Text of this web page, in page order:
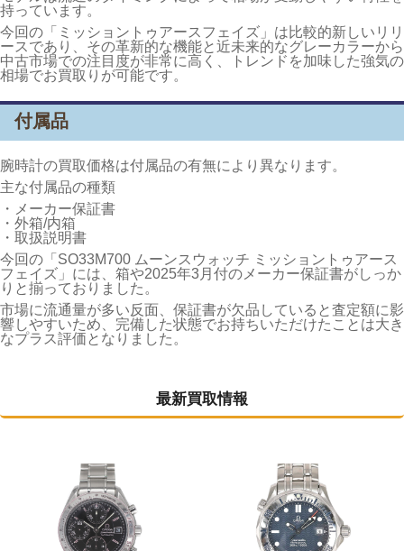
持っています。
今回の「ミッショントゥアースフェイズ」は比較的新しいリリ
ースであり、その革新的な機能と近未来的なグレーカラーから
中古市場での注目度が非常に高く、トレンドを加味した強気の
相場でお買取りが可能です。
付属品
腕時計の買取価格は付属品の有無により異なります。
主な付属品の種類
・メーカー保証書
・外箱/内箱
・取扱説明書
今回の「SO33M700 ムーンスウォッチ ミッショントゥアース
フェイズ」には、箱や2025年3月付のメーカー保証書がしっか
りと揃っておりました。
市場に流通量が多い反面、保証書が欠品していると査定額に影
響しやすいため、完備した状態でお持ちいただけたことは大き
なプラス評価となりました。
最新買取情報